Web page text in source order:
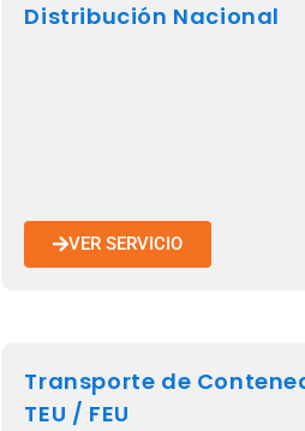
Distribución Nacional
VER SERVICIO
Transporte de
TEU / FEU